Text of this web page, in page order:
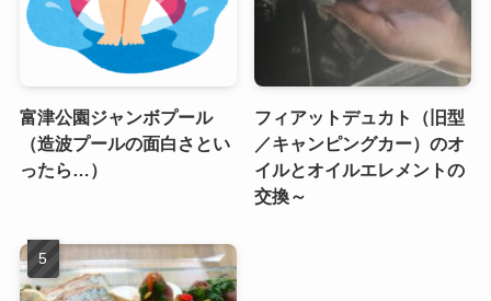
富津公園ジャンボプール
（造波プールの面白さとい
ったら…）
フィアットデュカト（旧型
／キャンピングカー）のオ
イルとオイルエレメントの
交換～